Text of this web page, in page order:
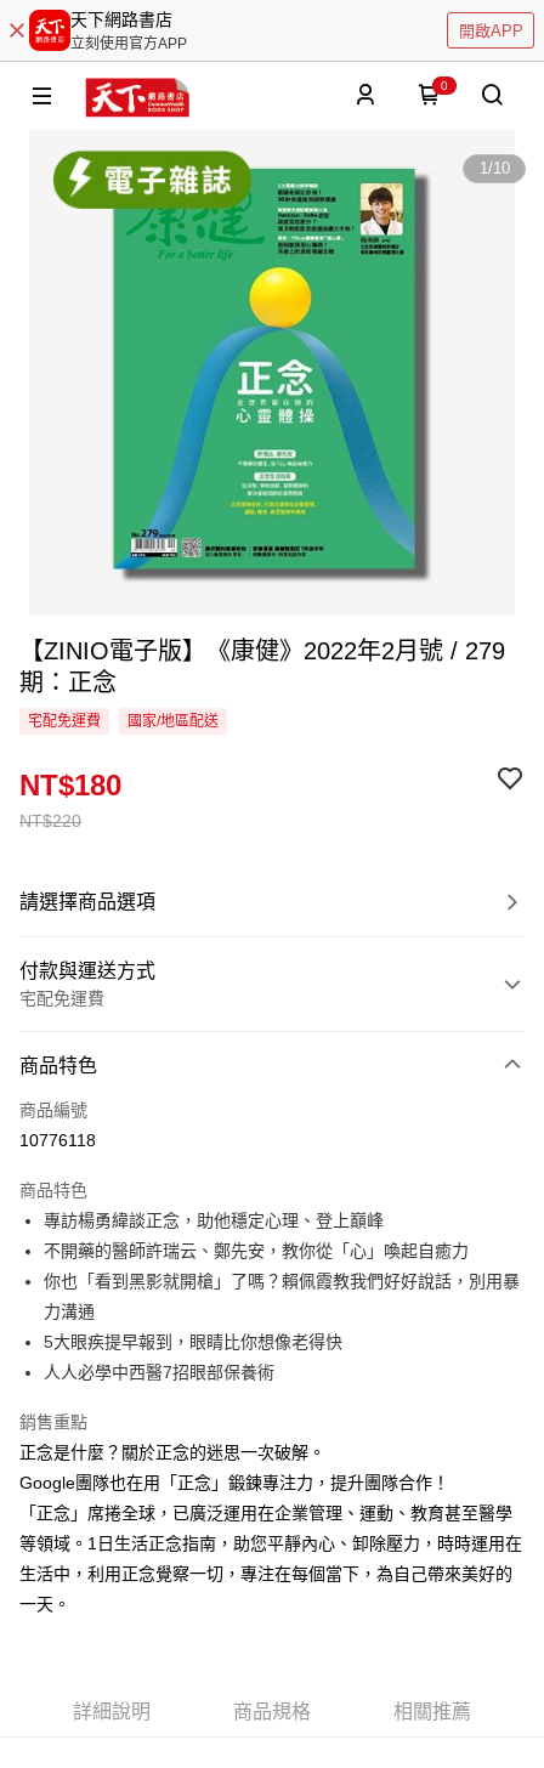
天下網路書店
立刻使用官方APP
開啟APP
0
1/10
【ZINIO電子版】《康健》2022年2月號 / 279
期：正念
宅配免運費 國家/地區配送
NT$220
NT$180
請選擇商品選項
付款與運送方式
宅配免運費
信用卡一次付款
LINE Pay
街口支付
悠遊付
ATM付款
運送方式
免運費
數位商品離島免運
免運費
商品特色
商品編號
10776118
商品特色
專訪楊勇緯談正念，助他穩定心理、登上巔峰
不開藥的醫師許瑞云、鄭先安，教你從「心」喚起自癒力
你也「看到黑影就開槍」了嗎？賴佩霞教我們好好說話，別用暴
力溝通
5大眼疾提早報到，眼睛比你想像老得快
人人必學中西醫7招眼部保養術
銷售重點
正念是什麼？關於正念的迷思一次破解。
Google團隊也在用「正念」鍛鍊專注力，提升團隊合作！
「正念」席捲全球，已廣泛運用在企業管理、運動、教育甚至醫學
等領域。1日生活正念指南，助您平靜內心、卸除壓力，時時運用在
生活中，利用正念覺察一切，專注在每個當下，為自己帶來美好的
一天。
詳細說明 商品規格 相關推薦